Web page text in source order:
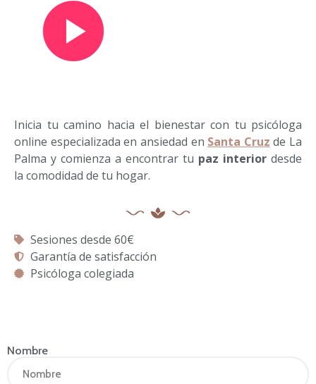
Inicia tu camino hacia el bienestar con tu psicóloga
online especializada en ansiedad en Santa Cruz de La
Palma y comienza a encontrar tu paz interior desde
la comodidad de tu hogar.
Sesiones desde 60€
Garantía de satisfacción
Psicóloga colegiada
Nombre